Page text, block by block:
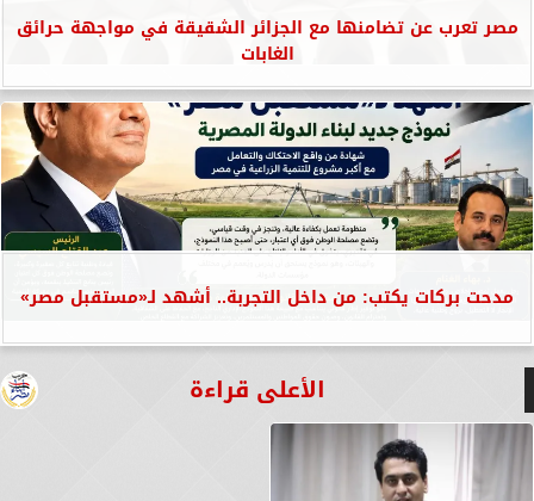
مصر تعرب عن تضامنها مع الجزائر الشقيقة في مواجهة حرائق
الغابات
مدحت بركات يكتب: من داخل التجربة.. أشهد لـ«مستقبل مصر»
الأعلى قراءة